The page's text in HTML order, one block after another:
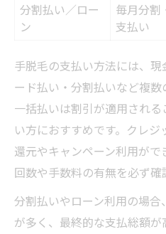
分割払い／ロー
ン
毎月分割
支払い
手脱毛の支払い方法には、
ード払い・分割払いなど複
一括払いは割引が適用され
い方におすすめです。クレ
還元やキャンペーン利用が
回数や手数料の有無を必ず確
分割払いやローン利用の場
が多く、最終的な支払総額が